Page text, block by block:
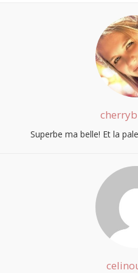
Superbe ma belle! Et la